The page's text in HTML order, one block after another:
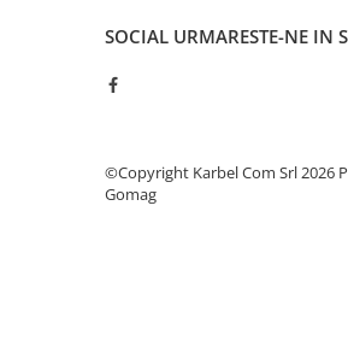
SOCIAL URMARESTE-NE IN
©Copyright Karbel Com Srl 2026
Gomag